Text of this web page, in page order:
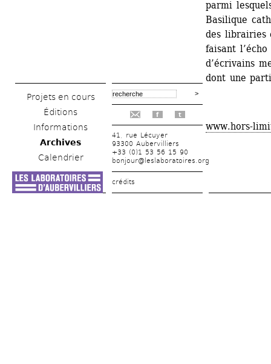
Projets en cours
Éditions
Informations
Archives
Calendrier
f t
41, rue Lécuyer
93300 Aubervilliers
+33 (0)1 53 56 15 90
bonjour@leslaboratoires.org
crédits
parmi
Basilique
des librairies
faisant
d’écrivains
dont une
www.hors-